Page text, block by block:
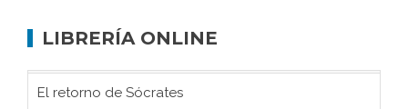
LIBRERÍA ONLINE
El retorno de Sócrates